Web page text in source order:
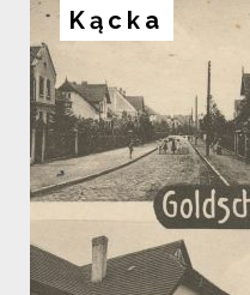
Kącka